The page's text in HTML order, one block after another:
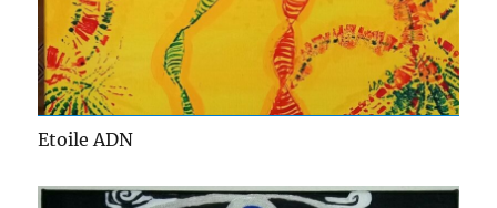
Etoile ADN